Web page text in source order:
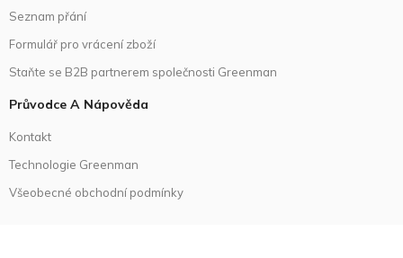
Seznam přání
Formulář pro vrácení zboží
Staňte se B2B partnerem společnosti Greenman
Průvodce A Nápověda
Kontakt
Technologie Greenman
Všeobecné obchodní podmínky